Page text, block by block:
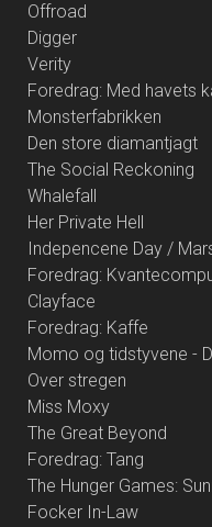
Offroad
Digger
Verity
Foredrag: Med havets
Monsterfabrikken
Den store diamantjagt
The Social Reckoning
Whalefall
Her Private Hell
Indepencene Day /
Foredrag:
Clayface
Foredrag: Kaffe
Momo og tidstyvene -
Over stregen
Miss Moxy
The Great Beyond
Foredrag: Tang
The Hunger Games:
Focker In-Law